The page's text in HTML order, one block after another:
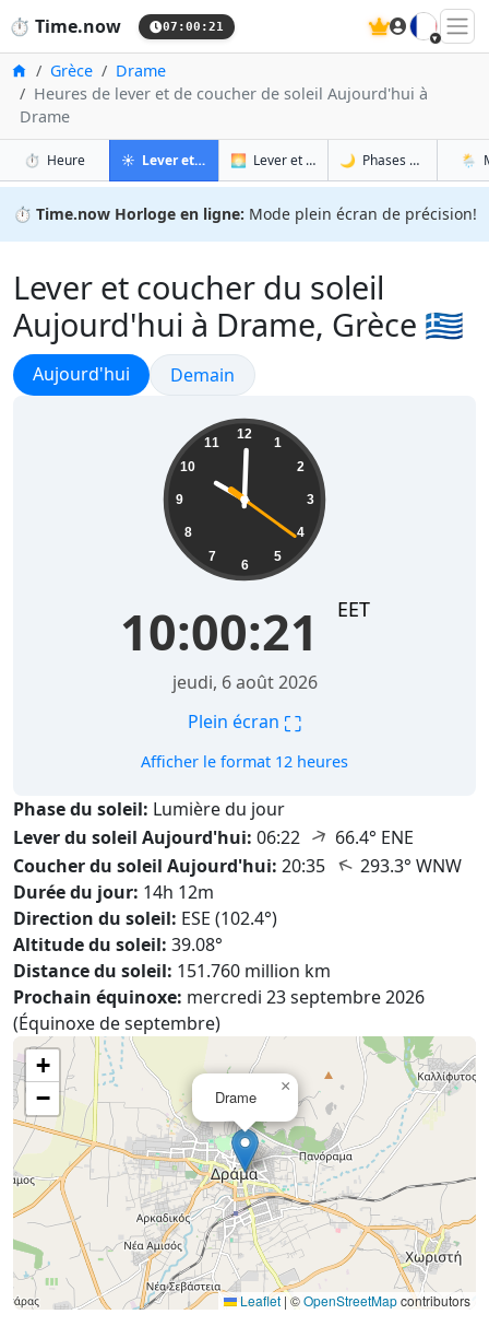
⏱️ Time.now 07:00:22 🇫🇷
Accueil
Grèce
Drame
Heures de lever et de coucher de soleil Aujourd'hui à
Drame
⏱️ Heureà Drame
☀️ Lever et coucher du soleil à Drame
🌅 Lever et coucher du soleil demain à
🌙 Phases de la Lune à
🌦️
⏱️ Time.now Horloge en ligne: Mode plein écran de précision!
Lever et coucher du soleil
Aujourd'hui à Drame, Grèce 🇬🇷
Lever et coucher du soleil
Aujourd'hui Lever et coucher du soleil
Demain
12
1
2
3
4
5
6
7
8
9
10
11
10:00:22 EET
jeudi, 6 août 2026
Plein écran ⛶
Afficher le format 12 heures
Phase du soleil: Lumière du jour
Lever du soleil Aujourd'hui: 06:22 ↑ 66.4° ENE
Coucher du soleil Aujourd'hui: 20:35 ↑ 293.3° WNW
Durée du jour: 14h 12m
Direction du soleil: ESE (102.4°)
Altitude du soleil: 39.08°
Distance du soleil: 151.760 million km
Prochain équinoxe: mercredi 23 septembre 2026
(Équinoxe de septembre)
Drame
×
+
−
Leaflet | ©OpenStreetMapcontributors